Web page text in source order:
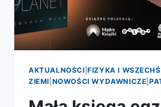
AKTUALNOŚCI |FIZYKA I
ZIEMI NOWOŚCI WYDAWNICZE